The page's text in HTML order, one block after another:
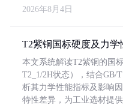
2026年8月4日
T2紫铜国标硬度及力学
本文系统解读T2紫铜的国
T2_1/2H状态），结合GB/
析其力学性能指标及影响
特性差异，为工业选材提供